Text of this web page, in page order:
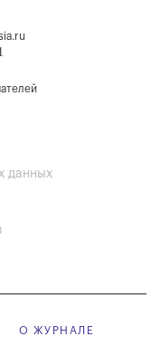
данных
О ЖУРНАЛЕ